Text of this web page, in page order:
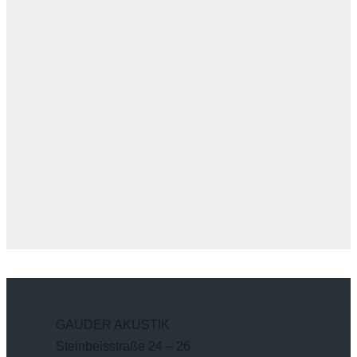
GAUDER AKUSTIK
Steinbeisstraße 24 – 26